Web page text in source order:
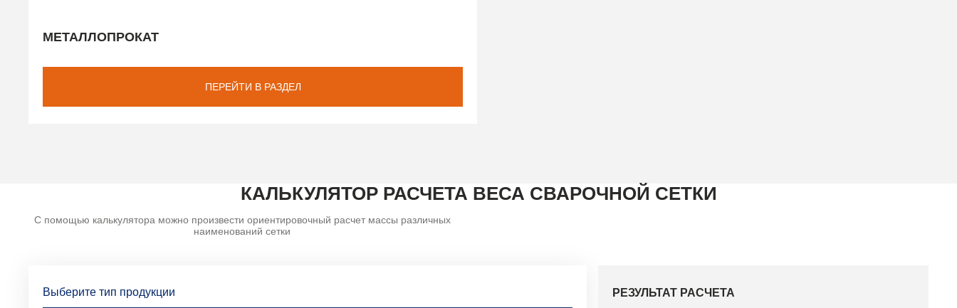
МЕТАЛЛОПРОКАТ
ПЕРЕЙТИ В РАЗДЕЛ
КАЛЬКУЛЯТОР РАСЧЕТА ВЕСА СВАРОЧНОЙ СЕТКИ
С помощью калькулятора можно произвести ориентировочный расчет массы различных
наименований сетки
РЕЗУЛЬТАТ РАСЧЕТА